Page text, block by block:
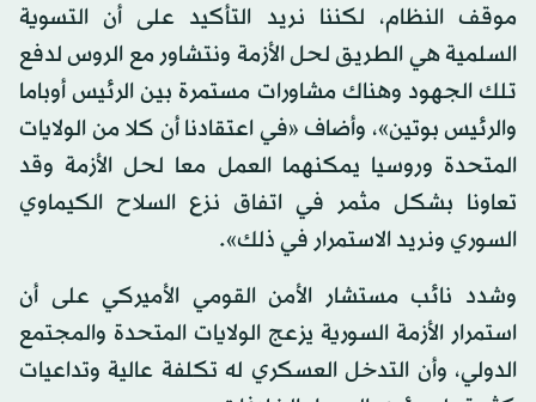
موقف النظام، لكننا نريد التأكيد على أن التسوية
السلمية هي الطريق لحل الأزمة ونتشاور مع الروس لدفع
تلك الجهود وهناك مشاورات مستمرة بين الرئيس أوباما
والرئيس بوتين»، وأضاف «في اعتقادنا أن كلا من الولايات
المتحدة وروسيا يمكنهما العمل معا لحل الأزمة وقد
تعاونا بشكل مثمر في اتفاق نزع السلاح الكيماوي
السوري ونريد الاستمرار في ذلك».
وشدد نائب مستشار الأمن القومي الأميركي على أن
استمرار الأزمة السورية يزعج الولايات المتحدة والمجتمع
الدولي، وأن التدخل العسكري له تكلفة عالية وتداعيات